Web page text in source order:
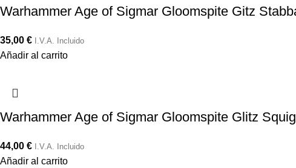
Warhammer Age of Sigmar Gloomspite Gitz
35,00 € I.V.A. Incluido
Añadir al carrito
Warhammer Age of Sigmar Gloomspite Glitz
44,00 € I.V.A. Incluido
Añadir al carrito